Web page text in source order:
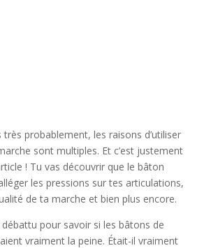
très probablement, les raisons d’utiliser
sont multiples. Et c’est justement
! Tu vas découvrir que le bâton
les pressions sur tes articulations,
de ta marche et bien plus encore.
débattu pour savoir si les bâtons de
vraiment la peine. Était-il vraiment